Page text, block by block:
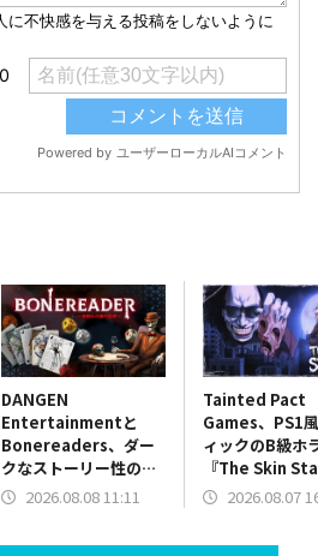
DANGEN
Entertainmentと
Bonereaders、ダー
クなストーリー性のカ
ードゲーム
2026.08.08 11:11
Tainted Pact
Games、PS1
ィックのB級ホ
『The Skin
を配信開始！
2026.08.07